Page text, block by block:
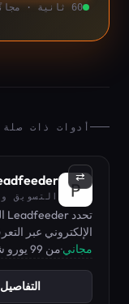
60 ثانية · مجانًا · بدون تسجيل
أدوات ذات صلة
⇄
التسويق
إلى صفقات مبيعات
مجاني·من 99 يورو شهرياً
التفاصيل